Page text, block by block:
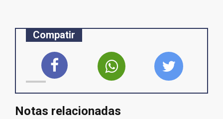
Compatir
Notas relacionadas